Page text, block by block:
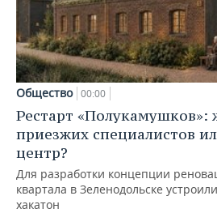
Общество 00:00
Рестарт «Полукамушков»:
приезжих специалистов
центр?
Для разработки концепции
квартала в Зеленодольске
хакатон